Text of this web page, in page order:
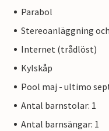
Parabol
Stereoanläggning
Internet (trådlöst)
Kylskåp
Pool maj - ultimo
Antal barnstolar: 1
Antal barnsängar: 1